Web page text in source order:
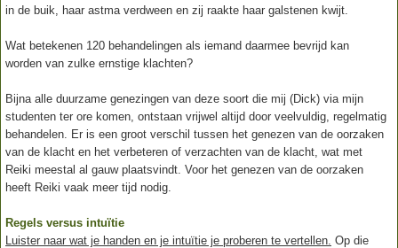
in de buik, haar astma verdween en zij raakte haar galstenen kwijt.
Wat betekenen 120 behandelingen als iemand daarmee bevrijd kan
worden van zulke ernstige klachten?
Bijna alle duurzame genezingen van deze soort die mij (Dick) via mijn
studenten ter ore komen, ontstaan vrijwel altijd door veelvuldig, regelmatig
behandelen. Er is een groot verschil tussen het genezen van de oorzaken
van de klacht en het verbeteren of verzachten van de klacht, wat met
Reiki meestal al gauw plaatsvindt. Voor het genezen van de oorzaken
heeft Reiki vaak meer tijd nodig.
Regels versus intuïtie
Luister naar wat je handen en je intuïtie je proberen te vertellen. Op die